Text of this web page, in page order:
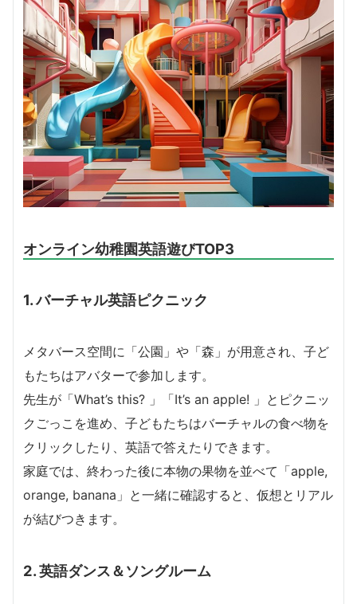
オンライン幼稚園英語遊びTOP3
1. バーチャル英語ピクニック
メタバース空間に「公園」や「森」が用意され、子ど
もたちはアバターで参加します。
先生が「What’s this? 」「It’s an apple! 」とピクニッ
クごっこを進め、子どもたちはバーチャルの食べ物を
クリックしたり、英語で答えたりできます。
家庭では、終わった後に本物の果物を並べて「apple,
orange, banana」と一緒に確認すると、仮想とリアル
が結びつきます。
2. 英語ダンス＆ソングルーム